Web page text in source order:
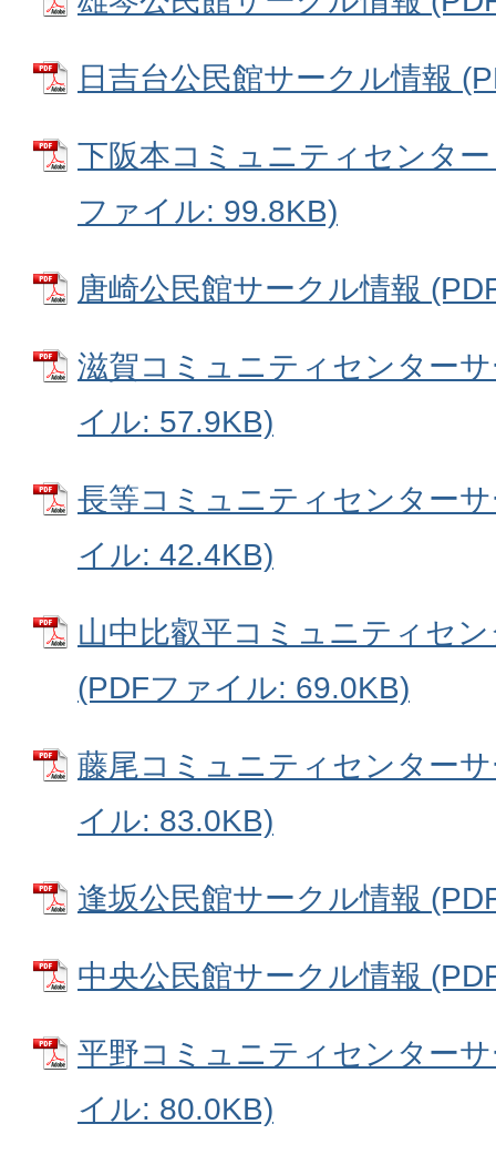
日吉台公民館サークル情報
下阪本コミュニティセンタ
ファイル: 99.8KB)
唐崎公民館サークル情報
滋賀コミュニティセンター
イル: 57.9KB)
長等コミュニティセンター
イル: 42.4KB)
山中比叡平コミュニティセ
(PDFファイル: 69.0KB)
藤尾コミュニティセンター
イル: 83.0KB)
逢坂公民館サークル情報
中央公民館サークル情報
平野コミュニティセンター
イル: 80.0KB)